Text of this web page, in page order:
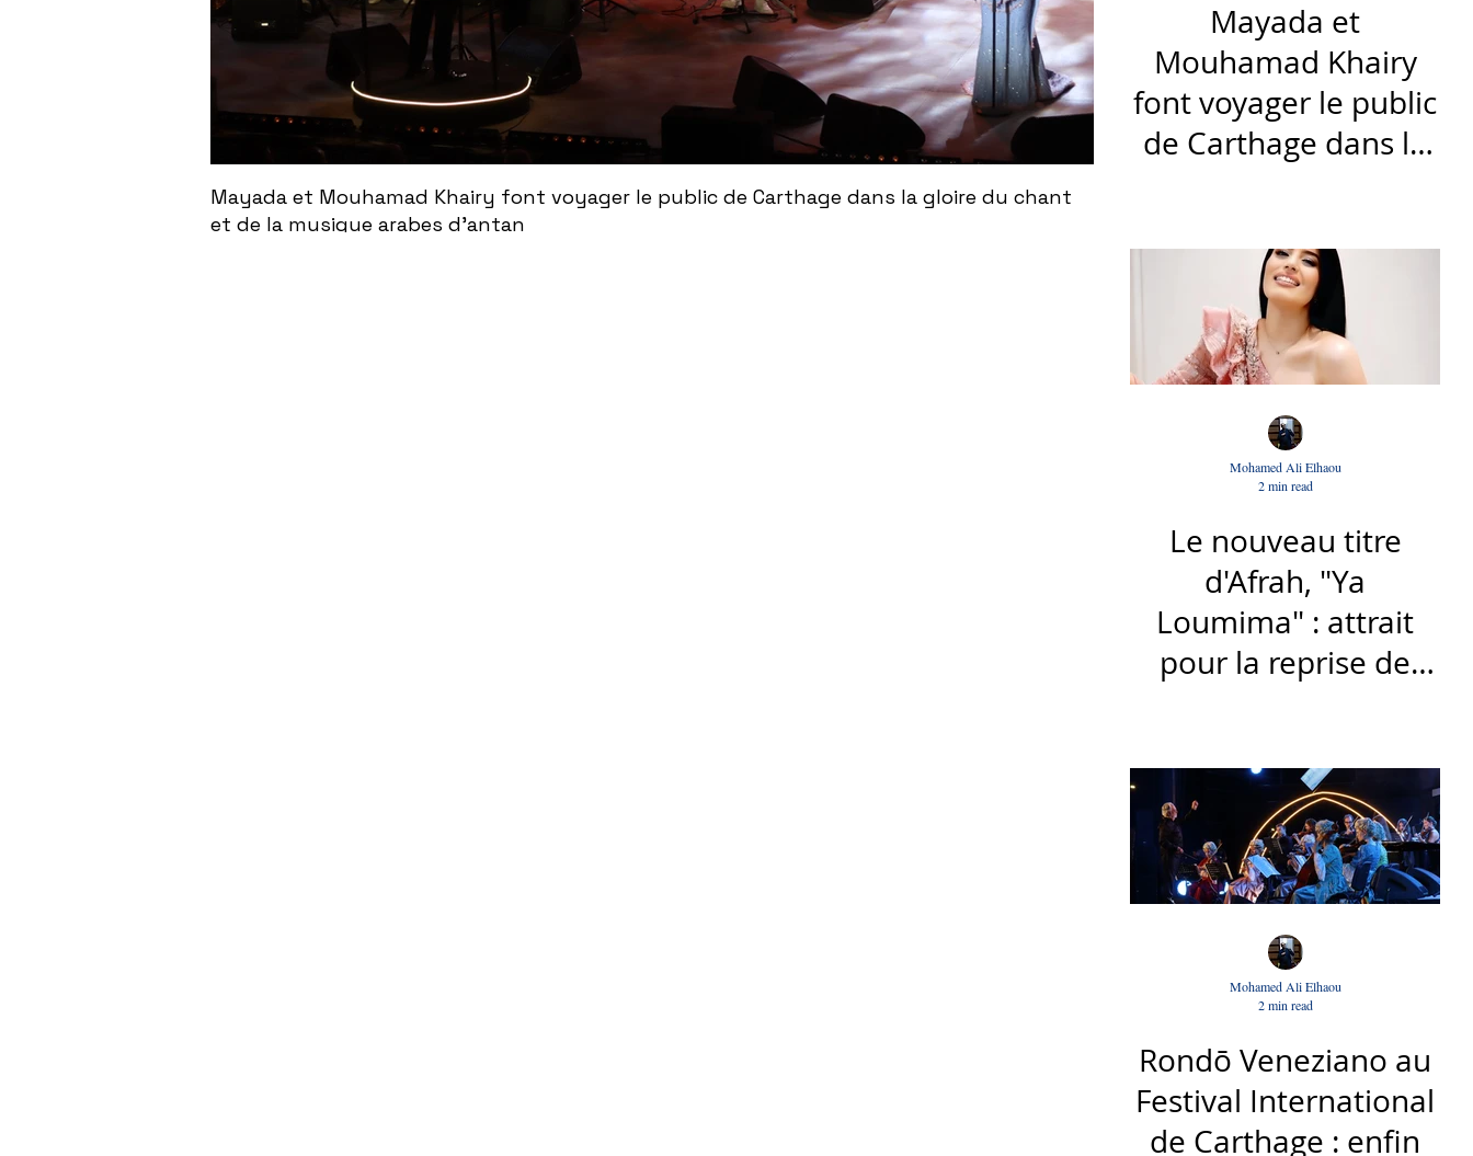
Mayada et Mouhamad Khairy font voyager le public de Carthage dans la gloire du chant
et de la musique arabes d'antan
Mayada et
Mouhamad Khairy
font voyager le public
de Carthage dans la
d'antan
Le nouveau titre
d'Afrah, "Ya
Loumima" : attrait
pour la reprise de
Mohamed Ali Elhaou
2 min read
Rondō Veneziano au
Festival International
de Carthage : enfin
Mohamed Ali Elhaou
2 min read